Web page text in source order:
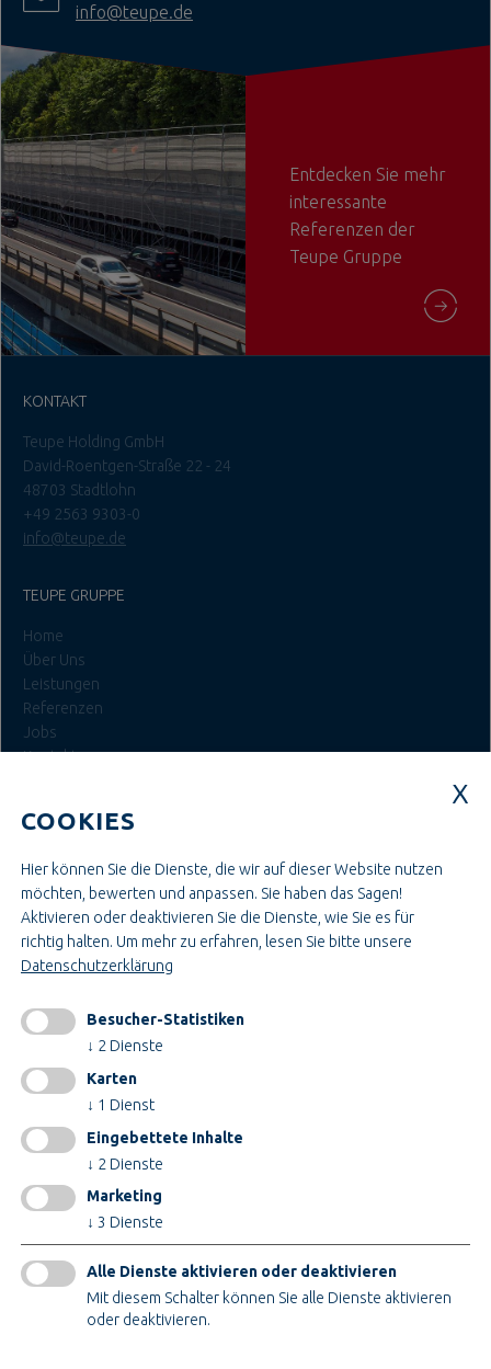
info@teupe.de
Entdecken Sie mehr
interessante
Referenzen der
Teupe Gruppe
KONTAKT
Teupe Holding GmbH
David-Roentgen-Straße 22 - 24
48703 Stadtlohn
+49 2563 9303-0
info@teupe.de
TEUPE GRUPPE
Home
Über Uns
Leistungen
Referenzen
Jobs
Kontakt
Ausbildung & Studium
Bau- & Projektleitung
Administration & Verwaltung
Handwerk & Montage
Konstruktion & Technik
INFORMATIONEN
Impressum
AGB
Datenschutz
Cookieeinstellungen ändern
ZERTIFIKATE
COOKIES
Hier können Sie die Dienste, die wir auf dieser Website nutzen
möchten, bewerten und anpassen. Sie haben das Sagen!
Aktivieren oder deaktivieren Sie die Dienste, wie Sie es für
richtig halten. Um mehr zu erfahren, lesen Sie bitte unsere
Datenschutzerklärung
Besucher-Statistiken
↓ 2 Dienste
Karten
↓ 1 Dienst
Eingebettete Inhalte
↓ 2 Dienste
Marketing
↓ 3 Dienste
Alle Dienste aktivieren oder deaktivieren
Mit diesem Schalter können Sie alle Dienste aktivieren
oder deaktivieren.